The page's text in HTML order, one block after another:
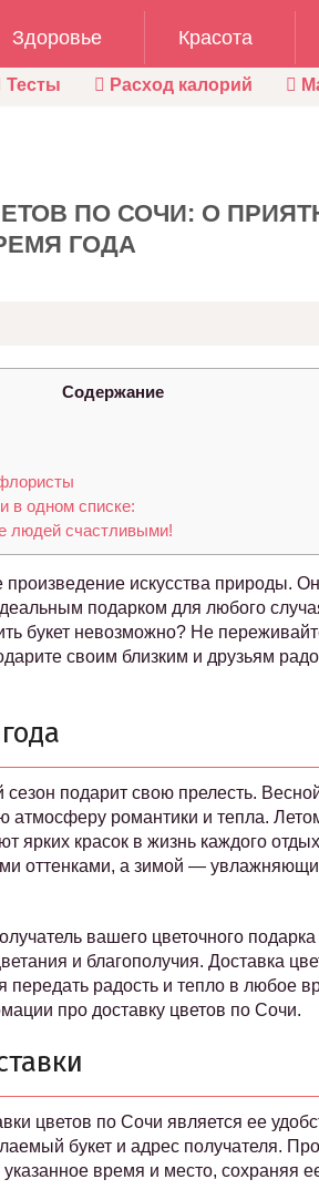
Здоровье Красота
Тесты Расход калорий
ПО СОЧИ: О
ГОДА
Содержание
в одном списке:
людей счастливыми!
искусства природы.
подарком для любого
букет невозможно? Не
своим близким и друзьям
подарит свою прелесть.
атмосферу романтики и тепла.
ярких красок в жизнь каждого
оттенками, а зимой —
вашего цветочного
и благополучия. Доставка
передать радость и тепло в любое
про доставку цветов по Сочи.
цветов по Сочи является ее
букет и адрес получателя.
время и место, сохраняя